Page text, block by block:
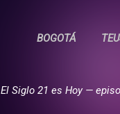
BOGOTÁ
El Siglo 21 es Hoy —